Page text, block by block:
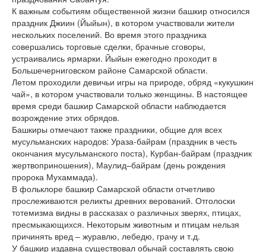
К важным событиям общественной жизни башкир относился
праздник Джиин (Йыйын), в котором участвовали жители
нескольких поселений. Во время этого праздника
совершались торговые сделки, брачные сговоры,
устраивались ярмарки. Йыйын ежегодно проходит в
Большечерниговском районе Самарской области.
Летом проходили девичьи игры на природе, обряд «кукушкин
чай», в котором участвовали только женщины. В настоящее
время среди башкир Самарской области наблюдается
возрождение этих обрядов.
Башкиры отмечают также праздники, общие для всех
мусульманских народов: Ураза-байрам (праздник в честь
окончания мусульманского поста), Курбан-байрам (праздник
жертвоприношения), Маулид–байрам (день рождения
пророка Мухаммада).
В фольклоре башкир Самарской области отчетливо
прослеживаются реликты древних верований. Отголоски
тотемизма видны в рассказах о различных зверях, птицах,
пресмыкающихся. Некоторым животным и птицам нельзя
причинять вред – журавлю, лебедю, грачу и т.д.
У башкир издавна существовал обычай составлять свою